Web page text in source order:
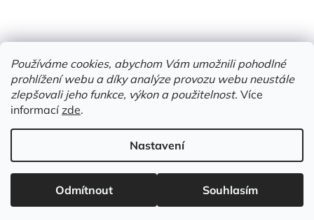
Používáme cookies, abychom Vám umožnili pohodlné
prohlížení webu a díky analýze provozu webu neustále
zlepšovali jeho funkce, výkon a použitelnost. Více
informacízde.
Nastavení
Odmítnout Souhlasím
Vytvořil Shoptet
Copyright 2026Želví doupě | knihy & vinyly | Mělník. Všechna
práva vyhrazena.
Upravit nastavení cookies